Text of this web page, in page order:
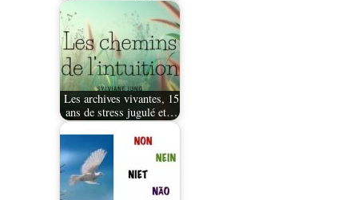
Les archives vivantes, 15
ans de stress jugulé et…